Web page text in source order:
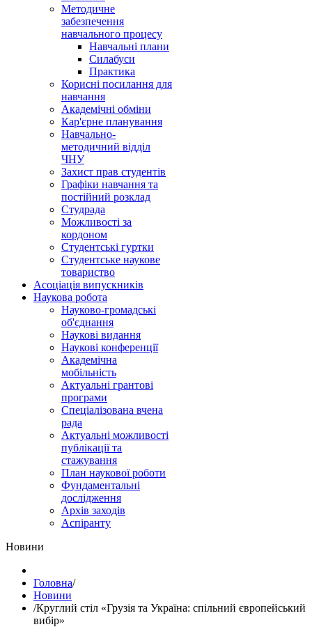
Методичне
забезпечення
навчального процесу
Навчальні плани
Силабуси
Практика
Корисні посилання для
навчання
Академічні обміни
Кар'єрне планування
Навчально-
методичний відділ
ЧНУ
Захист прав студентів
Графіки навчання та
постійний розклад
Студрада
Можливості за
кордоном
Студентські гуртки
Студентське наукове
товариство
Асоціація випускників
Наукова робота
Науково-громадські
об'єднання
Наукові видання
Наукові конференції
Академічна
мобільність
Актуальні грантові
програми
Спеціалізована вчена
рада
Актуальні можливості
публікації та
стажування
План наукової роботи
Фундаментальні
дослідження
Архів заходів
Аспіранту
Hовини
Головна/
Hовини
/Круглий стіл «Грузія та Україна: спільний європейський
вибір»